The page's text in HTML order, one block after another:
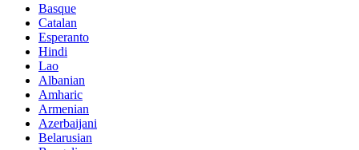
Basque
Catalan
Esperanto
Hindi
Lao
Albanian
Amharic
Armenian
Azerbaijani
Belarusian